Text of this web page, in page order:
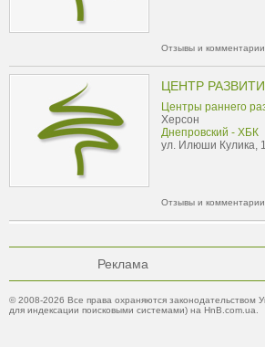
Отзывы и
ЦЕНТР
Центры раннего
Херсон
Днепровский - ХБК
ул. Илюши Кулика,
Отзывы и
Реклама
© 2008-2026 Все права охраняются законодательством
для индексации поисковыми системами) на HnB.com.ua.